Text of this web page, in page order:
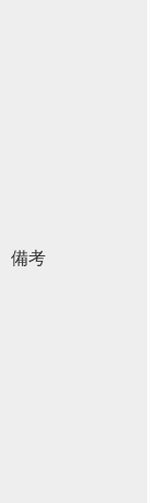
備考